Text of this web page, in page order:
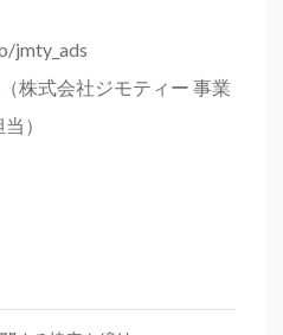
jmty_ads
株式会社ジモティー 事業
）